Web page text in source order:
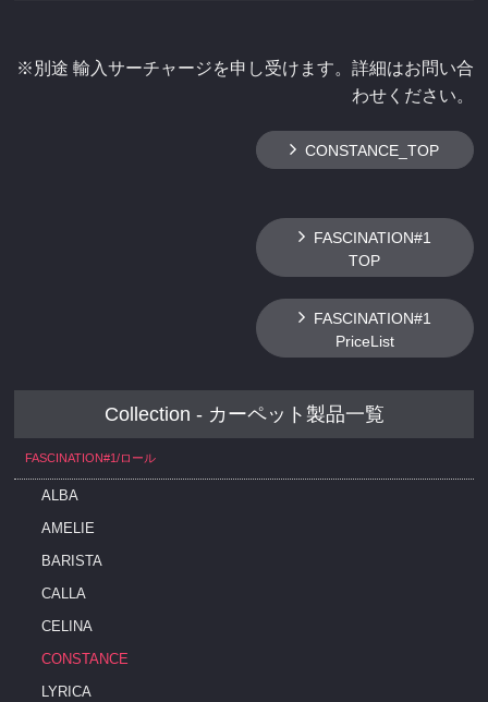
※別途 輸入サーチャージを申し受けます。詳細はお問い合
わせください。
CONSTANCE_TOP
FASCINATION#1
TOP
FASCINATION#1
PriceList
Collection - カーペット製品一覧
FASCINATION#1/ロール
ALBA
AMELIE
BARISTA
CALLA
CELINA
CONSTANCE
LYRICA